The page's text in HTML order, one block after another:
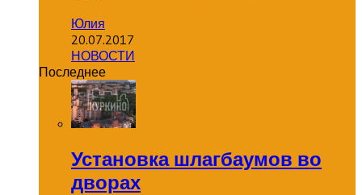
Юлия
20.07.2017
НОВОСТИ
Последнее
Установка шлагбаумов во
дворах